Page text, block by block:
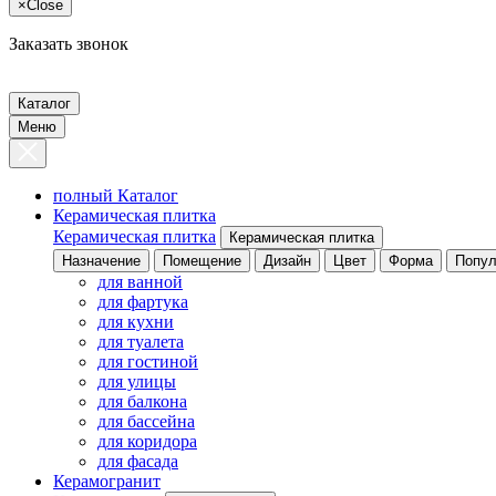
×Close
Заказать звонок
Каталог
Меню
полный Каталог
Керамическая плитка
Керамическая плитка
Керамическая плитка
Назначение
Помещение Дизайн Цвет Форма
для ванной
для фартука
для кухни
для туалета
для гостиной
для улицы
для балкона
для бассейна
для коридора
для фасада
Керамогранит